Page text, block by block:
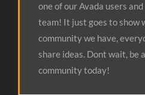
one of our Avada users
team! It just goes to show
community we have,
share ideas. Dont wait, be
community today!